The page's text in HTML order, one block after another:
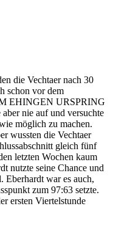
die Vechtaer nach 30
schon vor dem
EHINGEN URSPRING
nie auf und versuchte
möglich zu machen.
wussten die Vechtaer
gleich fünf
letzten Wochen kaum
nutzte seine Chance und
Eberhardt war es auch,
zum 97:63 setzte.
ersten Viertelstunde